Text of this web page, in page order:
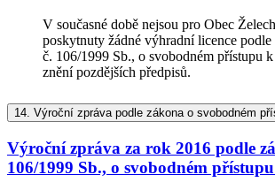
V současné době nejsou pro Obec
poskytnuty žádné výhradní licence podle
č. 106/1999 Sb., o svobodném přístupu
znění pozdějších předpisů.
14. Výroční zpráva podle zákona o svobodném
Výroční zpráva za rok 2016 podle
106/1999 Sb., o svobodném